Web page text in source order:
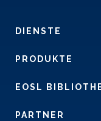
DIENSTE
PRODUKTE
EOSL
PARTNER